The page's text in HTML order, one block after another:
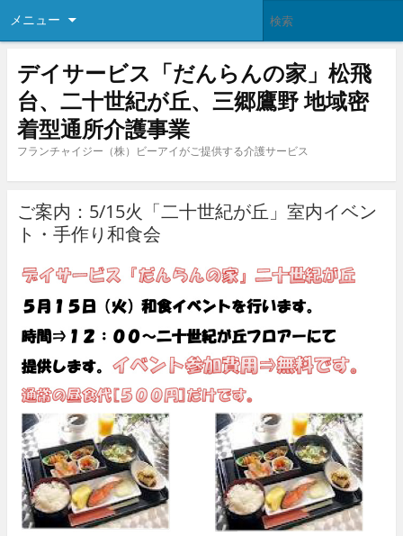
メニュー
デイサービス「だんらんの家」松飛
台、二十世紀が丘、三郷鷹野 地域密
着型通所介護事業
フランチャイジー（株）ビーアイがご提供する介護サービス
ご案内：5/15火「二十世紀が丘」室内イベン
ト・手作り和食会